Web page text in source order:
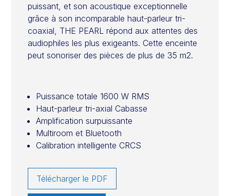
puissant, et son acoustique exceptionnelle
grâce à son incomparable haut-parleur tri-
coaxial, THE PEARL répond aux attentes des
audiophiles les plus exigeants. Cette enceinte
peut sonoriser des pièces de plus de 35 m2.
Puissance totale 1600 W RMS
Haut-parleur tri-axial Cabasse
Amplification surpuissante
Multiroom et Bluetooth
Calibration intelligente CRCS
Télécharger le PDF